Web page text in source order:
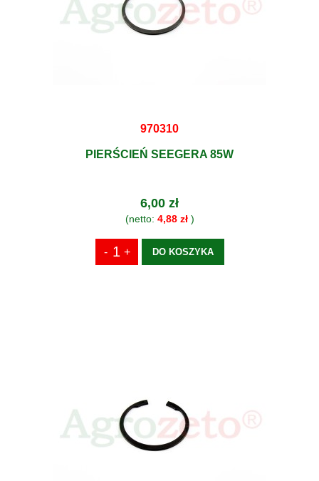
970310
PIERŚCIEŃ SEEGERA 85W
6,00 zł
(netto: 4,88 zł)
DO KOSZYKA